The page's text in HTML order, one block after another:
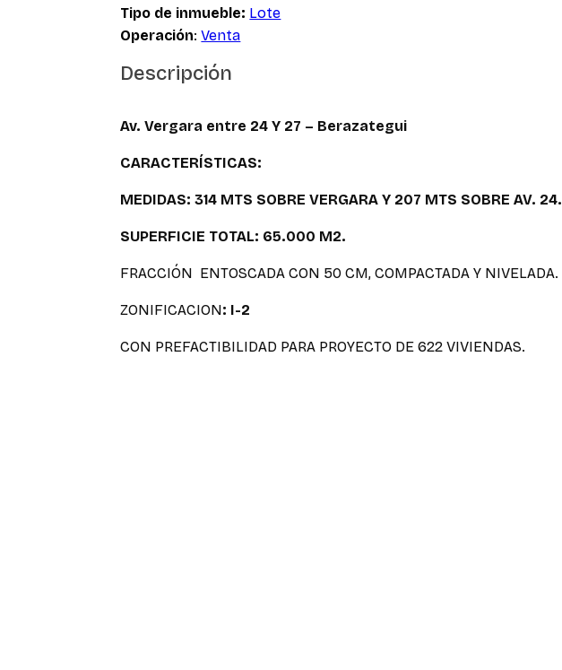
Tipo de inmueble: Lote
Operación:Venta
Descripción
Av. Vergara entre 24 Y 27 – Berazategui
CARACTERÍSTICAS:
MEDIDAS: 314 MTS SOBRE VERGARA Y 207 MTS SOBRE AV. 24.
SUPERFICIE TOTAL: 65.000 M2.
FRACCIÓN ENTOSCADA CON 50 CM, COMPACTADA Y NIVELADA.
ZONIFICACION: I-2
CON PREFACTIBILIDAD PARA PROYECTO DE 622 VIVIENDAS.